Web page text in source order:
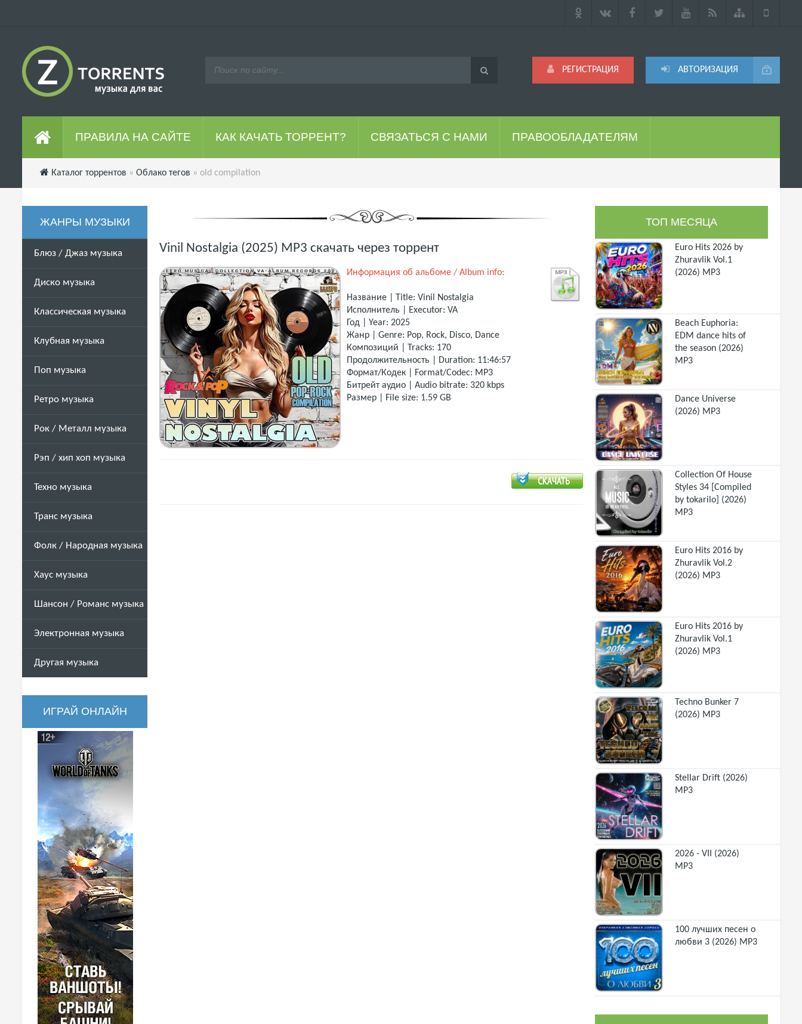
АВТОРИЗАЦИЯ
РЕГИСТРАЦИЯ
ПРАВИЛА НА САЙТЕ КАК КАЧАТЬ ТОРРЕНТ? СВЯЗАТЬСЯ С НАМИ ПРАВООБЛАДАТЕЛЯМ
Каталог торрентов » Облако тегов » old compilation
ЖАНРЫ МУЗЫКИ
Блюз / Джаз музыка
Диско музыка
Классическая музыка
Клубная музыка
Поп музыка
Ретро музыка
Рок / Металл музыка
Рэп / хип хоп музыка
Техно музыка
Транс музыка
Фолк / Народная музыка
Хаус музыка
Шансон / Романс музыка
Электронная музыка
Другая музыка
ИГРАЙ ОНЛАЙН
Vinil Nostalgia (2025) MP3 скачать через торрент
Информация об альбоме / Album info:
Название | Title: Vinil Nostalgia
Исполнитель | Executor: VA
Год | Year: 2025
Жанр | Genre: Pop, Rock, Disco, Dance
Композиций | Tracks: 170
Продолжительность | Duration: 11:46:57
Формат/Кодек | Format/Codec: MP3
Битрейт аудио | Audio bitrate: 320 kbps
Размер | File size: 1.59 GB
ТОП МЕСЯЦА
Euro Hits 2026 by
Zhuravlik Vol.1
(2026) MP3
Beach Euphoria:
EDM dance hits of
the season (2026)
MP3
Dance Universe
(2026) MP3
Collection Of House
Styles 34 [Compiled
by tokarilo] (2026)
MP3
Euro Hits 2016 by
Zhuravlik Vol.2
(2026) MP3
Euro Hits 2016 by
Zhuravlik Vol.1
(2026) MP3
Techno Bunker 7
(2026) MP3
Stellar Drift (2026)
MP3
2026 - VII (2026)
MP3
100 лучших песен о
любви 3 (2026) MP3